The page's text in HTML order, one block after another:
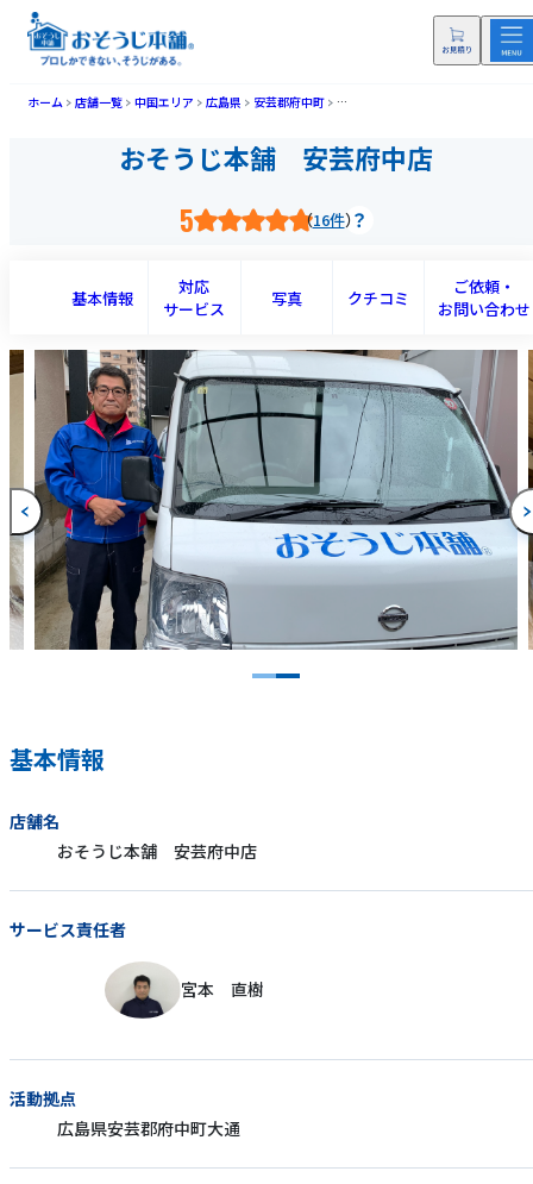
ホーム 店舗一覧 中国エリア 広島県 安芸郡府中町 おそうじ本舗 安芸府中店(アキフ
おそうじ本舗 安芸府中店
5 16件
基本情報
対応
サービス
写真 クチコミ
ご依頼・
お問い合わせ
基本情報
店舗名
おそうじ本舗 安芸府中店
サービス責任者
宮本 直樹
活動拠点
広島県安芸郡府中町大通